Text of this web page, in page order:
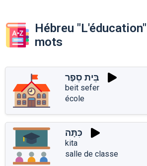
Hébreu
mots
בֵּית סֵפֶר
beit sefer
école
כִּתָּה
kita
salle de classe